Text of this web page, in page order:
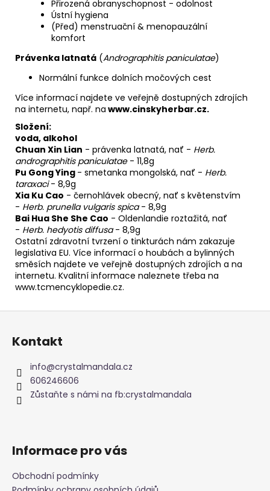
Přirozená obranyschopnost - odolnost
Ústní hygiena
(Před) menstruační & menopauzální
komfort
Právenka latnatá (Andrographitis paniculatae)
Normální funkce dolních močových cest
Více informací najdete ve veřejně dostupných zdrojích
na internetu, např. na www.cinskyherbar.cz.
Složení:
voda, alkohol
Chuan Xin Lian - právenka latnatá, nať - Herb.
andrographitis paniculatae - 11,8g
Pu Gong Ying - smetanka mongolská, nať - Herb.
taraxaci- 8,9g
Xia Ku Cao - černohlávek obecný, nať s květenstvím
- Herb. prunella vulgaris spica- 8,9g
Bai Hua She She Cao - Oldenlandie roztažitá, nať
- Herb. hedyotis diffusa- 8,9g
Ostatní zdravotní tvrzení o tinkturách nám zakazuje
legislativa EU. Více informací o houbách a bylinných
směsích najdete ve veřejně dostupných zdrojích a na
internetu. Kvalitní informace naleznete třeba na
www.tcmencyklopedie.cz.
Z
Kontakt
info@crystalmandala.cz
606246606
Zůstaňte s námi na fb:crystalmandala
Informace pro vás
Obchodní podmínky